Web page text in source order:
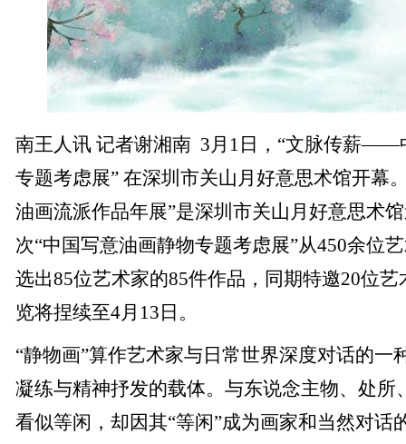
南王人讯 记者谢湘南 3月1日，“文脉传薪——
专题考虑展” 在深圳市关山月好意思术馆开
油画流派作品年展”是深圳市关山月好意思术
次“中国写意油画静物专题考虑展”从450余位
选出85位艺术家的85件作品，同期特邀20位
览将捏续至4月13日。
“静物画”算作艺术家与日常世界深度对话的一
凝练与精神抒发的载体。与东说念主物、处所
看似等闲，却因其“等闲”成为画家和当然对话